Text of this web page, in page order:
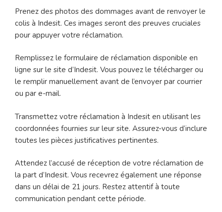
Prenez des photos des dommages avant de renvoyer le
colis à Indesit. Ces images seront des preuves cruciales
pour appuyer votre réclamation.
Remplissez le formulaire de réclamation disponible en
ligne sur le site d’Indesit. Vous pouvez le télécharger ou
le remplir manuellement avant de l’envoyer par courrier
ou par e-mail.
Transmettez votre réclamation à Indesit en utilisant les
coordonnées fournies sur leur site. Assurez-vous d’inclure
toutes les pièces justificatives pertinentes.
Attendez l’accusé de réception de votre réclamation de
la part d’Indesit. Vous recevrez également une réponse
dans un délai de 21 jours. Restez attentif à toute
communication pendant cette période.